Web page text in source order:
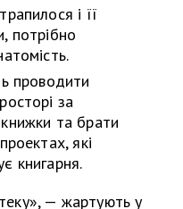
і її
потрібно
проводити
за
та брати
які
книгарня.
— жартують у